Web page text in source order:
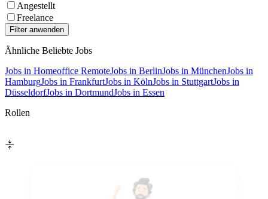
Angestellt
Freelance
Ähnliche Beliebte Jobs
Jobs in Homeoffice RemoteJobs in BerlinJobs in MünchenJobs in
HamburgJobs in FrankfurtJobs in KölnJobs in StuttgartJobs in
DüsseldorfJobs in DortmundJobs in Essen
Rollen